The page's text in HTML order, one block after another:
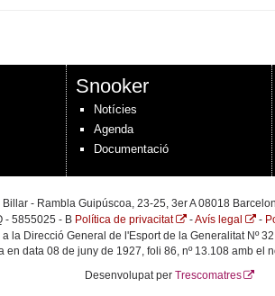
Snooker
Notícies
Agenda
Documentació
- Rambla Guipúscoa, 23-25, 3er A 08018
- 5855025 - B Política de privacitat -Avís legal -
a la Direcció General de l'Esport de la Generalitat Nº
en data 08 de juny de 1927, foli 86, nº 13.108 amb el
Desenvolupat per Trescomatres